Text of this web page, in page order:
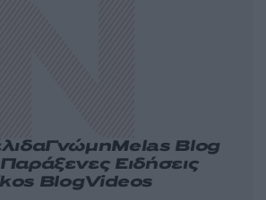
ΓνώμηMelas Blog
Παράξενες Ειδήσεις
BlogVideos